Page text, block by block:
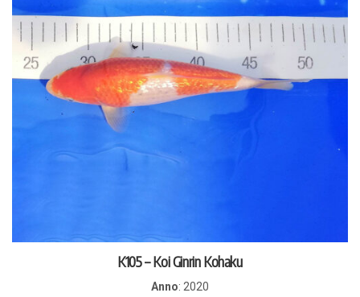
K105 – Koi Ginrin Kohaku
Anno: 2020